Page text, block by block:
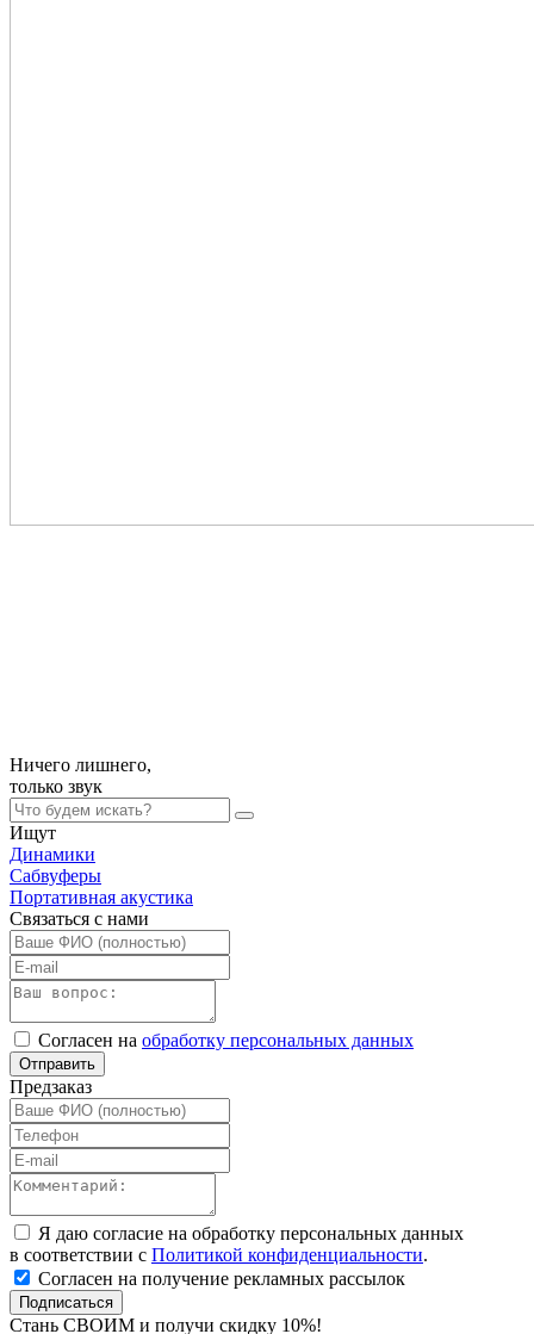
Ничего лишнего,
только звук
Ищут
Динамики
Сабвуферы
Портативная акустика
Связаться с нами
Согласен на обработку персональных данных
Отправить
Предзаказ
Я даю согласие на обработку персональных данных
в соответствии с Политикой конфиденциальности.
Согласен на получение рекламных рассылок
Подписаться
Стань СВОИМ и получи скидку 10%!